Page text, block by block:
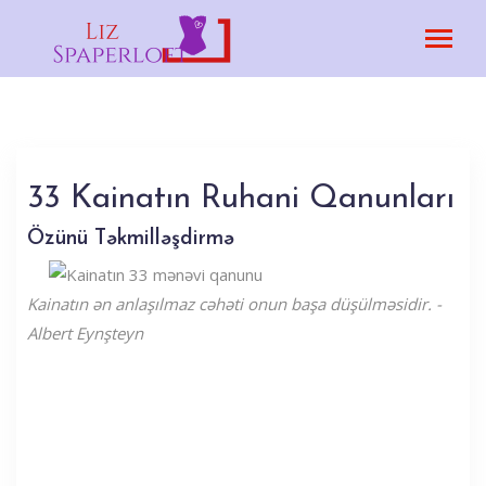
33 Kainatın Ruhani Qanunları
Özünü Təkmilləşdirmə
Kainatın ən anlaşılmaz cəhəti onun başa düşülməsidir. -
Albert Eynşteyn